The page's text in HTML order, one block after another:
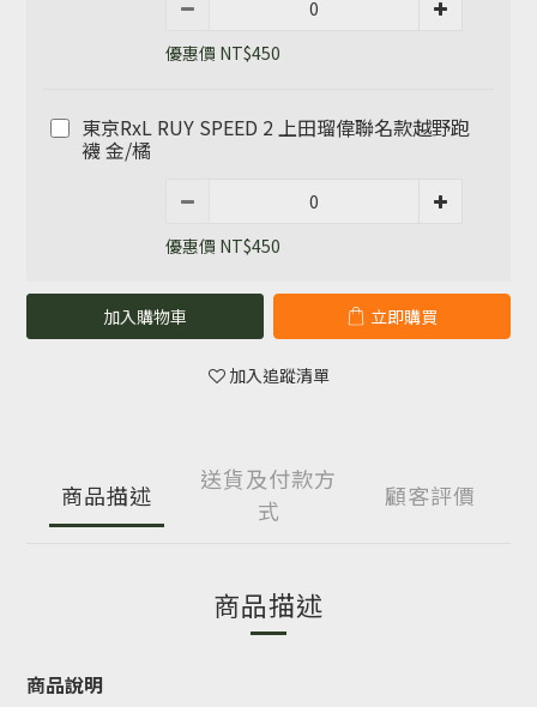
優惠價 NT$450
東京RxL RUY SPEED 2 上田瑠偉聯名款越野跑
襪 金/橘
優惠價 NT$450
加入購物車 立即購買
加入追蹤清單
商品描述
送貨及付款方
式
顧客評價
商品描述
商品說明